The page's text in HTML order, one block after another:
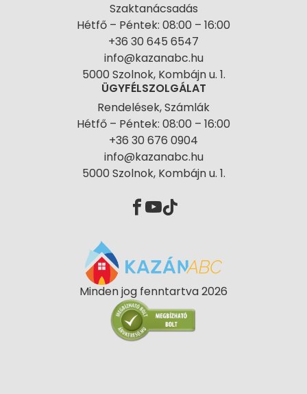
Szaktanácsadás
Hétfő – Péntek: 08:00 – 16:00
+36 30 645 6547
info@kazanabc.hu
5000 Szolnok, Kombájn u. 1.
ÜGYFÉLSZOLGÁLAT
Rendelések, Számlák
Hétfő – Péntek: 08:00 – 16:00
+36 30 676 0904
info@kazanabc.hu
5000 Szolnok, Kombájn u. 1.
Minden jog fenntartva 2026